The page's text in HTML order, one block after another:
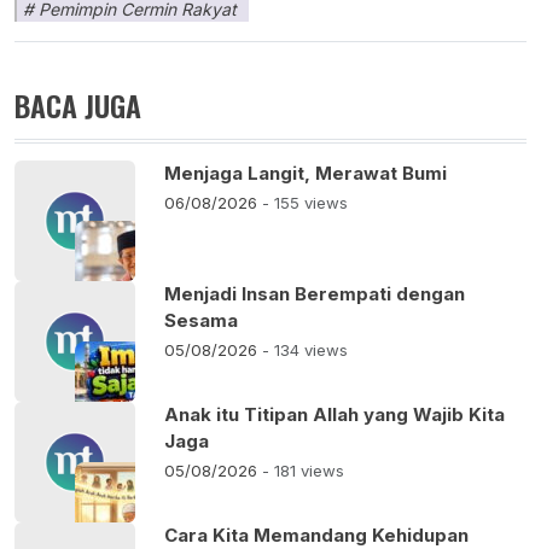
Pemimpin Cermin Rakyat
BACA JUGA
Menjaga Langit, Merawat Bumi
06/08/2026 - 155 views
Menjadi Insan Berempati dengan
Sesama
05/08/2026 - 134 views
Anak itu Titipan Allah yang Wajib Kita
Jaga
05/08/2026 - 181 views
Cara Kita Memandang Kehidupan